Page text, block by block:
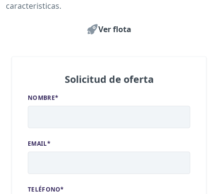
caracteristicas.
Ver flota
Solicitud de oferta
NOMBRE*
EMAIL*
TELÉFONO*